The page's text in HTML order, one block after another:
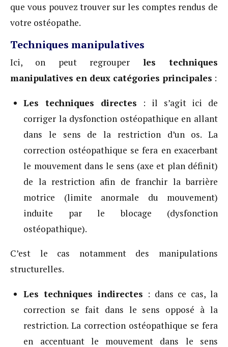
que vous pouvez trouver sur les comptes rendus de
votre ostéopathe.
Techniques manipulatives
Ici, on peut regrouper les techniques
manipulatives en deux catégories principales :
Les techniques directes : il s’agit ici de
corriger la dysfonction ostéopathique en allant
dans le sens de la restriction d’un os. La
correction ostéopathique se fera en exacerbant
le mouvement dans le sens (axe et plan définit)
de la restriction afin de franchir la barrière
motrice (limite anormale du mouvement)
induite par le blocage (dysfonction
ostéopathique).
C’est le cas notamment des manipulations
structurelles.
Les techniques indirectes : dans ce cas, la
correction se fait dans le sens opposé à la
restriction. La correction ostéopathique se fera
en accentuant le mouvement dans le sens